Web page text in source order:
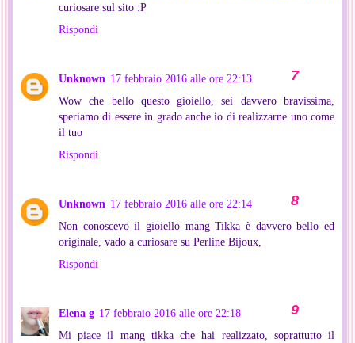
curiosare sul sito :P
Rispondi
Unknown 17 febbraio 2016 alle ore 22:13
Wow che bello questo gioiello, sei davvero bravissima,
speriamo di essere in grado anche io di realizzarne uno come
il tuo
Rispondi
Unknown 17 febbraio 2016 alle ore 22:14
Non conoscevo il gioiello mang Tikka è davvero bello ed
originale, vado a curiosare su Perline Bijoux,
Rispondi
Elena g 17 febbraio 2016 alle ore 22:18
Mi piace il mang tikka che hai realizzato, soprattutto il